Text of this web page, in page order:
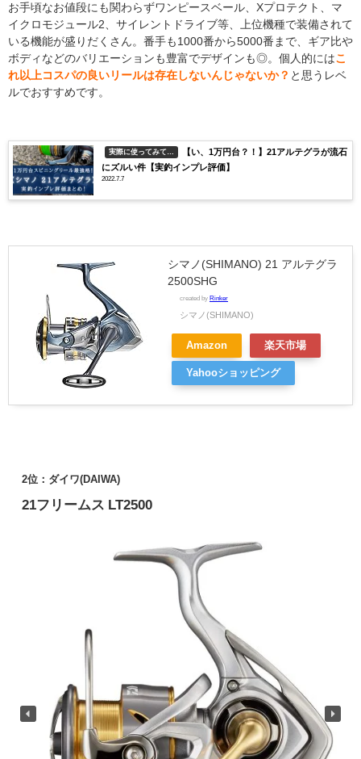
お手頃なお値段にも関わらずワンピースベール、Xプロテクト、マ
イクロモジュール2、サイレントドライブ等、上位機種で装備されて
いる機能が盛りだくさん。番手も1000番から5000番まで、ギア比や
ボディなどのバリエーションも豊富でデザインも◎。個人的にはこ
れ以上コスパの良いリールは存在しないんじゃないか？ と思うレベ
ルでおすすめです。
実際に使ってみて…
【い、1万円台？！】21アルテグラが流石
にズルい件【実釣インプレ評価】
2022.7.7
シマノ(SHIMANO) 21 アルテグラ
2500SHG
created by Rinker
シマノ(SHIMANO)
Amazon 楽天市場
Yahooショッピング
2位： ダイワ(DAIWA)
21フリームス LT2500